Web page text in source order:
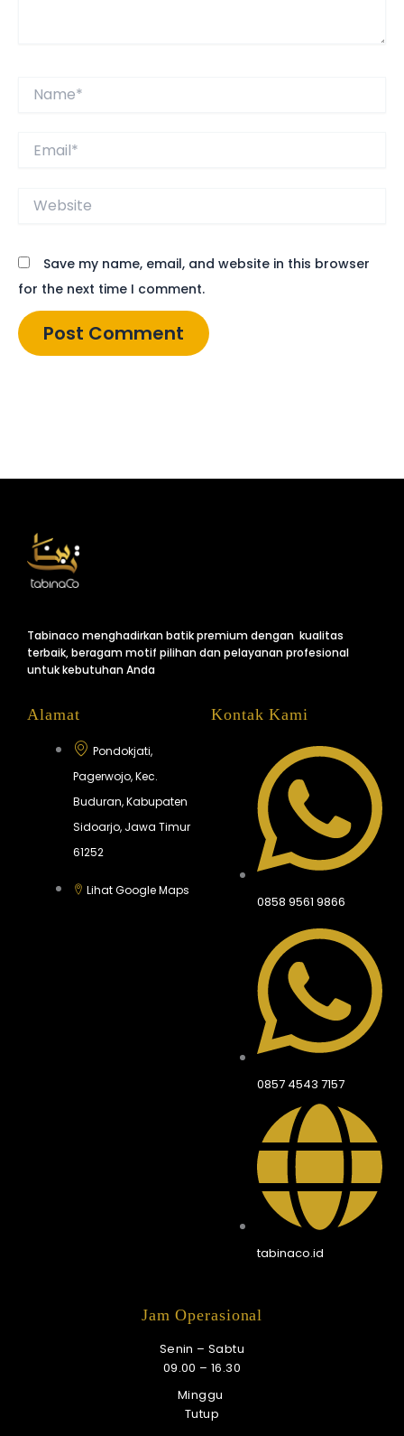
Website
Save my name, email, and website in this browser
for the next time I comment.
Tabinaco menghadirkan batik premium dengan kualitas
terbaik, beragam motif pilihan dan pelayanan profesional
untuk kebutuhan Anda
Alamat
Pondokjati,
Pagerwojo, Kec.
Buduran, Kabupaten
Sidoarjo, Jawa Timur
61252
Lihat Google Maps
Kontak Kami
0858 9561 9866
0857 4543 7157
tabinaco.id
Jam Operasional
Senin – Sabtu
09.00 – 16.30
Minggu
Tutup